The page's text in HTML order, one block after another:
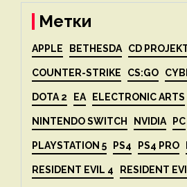
Метки
APPLE BETHESDA CD
COUNTER-STRIKE CS:GO
DOTA 2 EA ELECTRONIC ARTS
NINTENDO SWITCH NVIDIA PC
PLAYSTATION 5 PS4 PS4 PRO
RESIDENT EVIL 4 RESIDENT